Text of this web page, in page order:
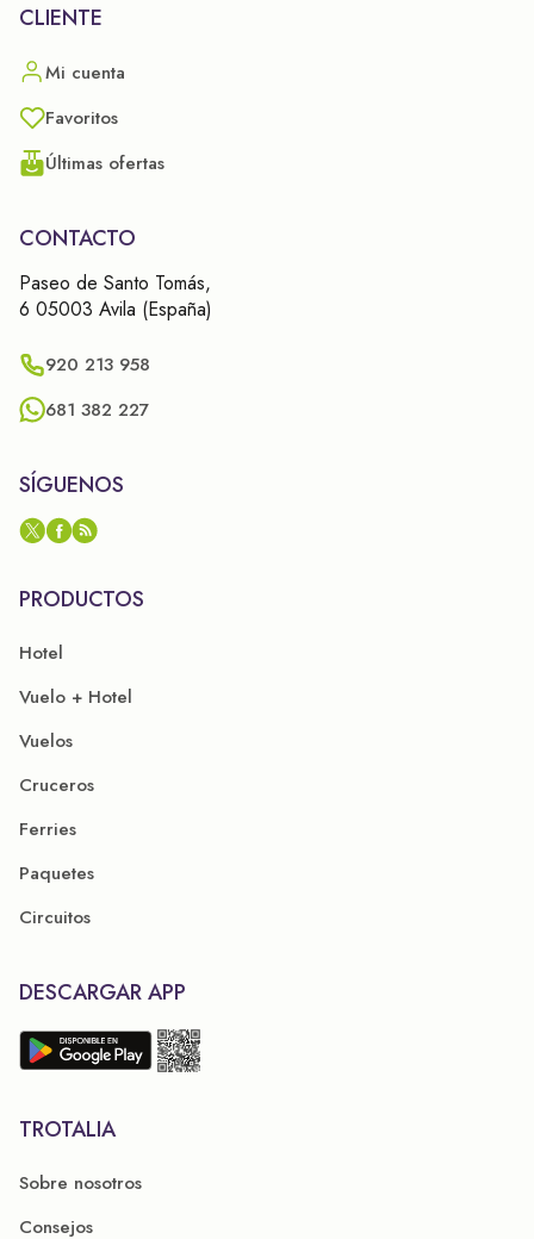
CLIENTE
Mi cuenta
Favoritos
Últimas ofertas
CONTACTO
Paseo de Santo Tomás,
6 05003 Avila (España)
920 213 958
681 382 227
SÍGUENOS
PRODUCTOS
Hotel
Vuelo + Hotel
Vuelos
Cruceros
Ferries
Paquetes
Circuitos
DESCARGAR APP
TROTALIA
Sobre nosotros
Consejos